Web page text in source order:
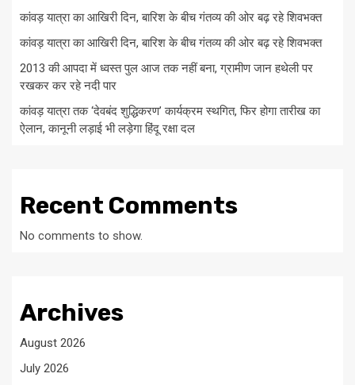
कांवड़ यात्रा का आखिरी दिन, बारिश के बीच गंतव्य की ओर बढ़ रहे शिवभक्त
कांवड़ यात्रा का आखिरी दिन, बारिश के बीच गंतव्य की ओर बढ़ रहे शिवभक्त
2013 की आपदा में ध्वस्त पुल आज तक नहीं बना, ग्रामीण जान हथेली पर
रखकर कर रहे नदी पार
कांवड़ यात्रा तक ‘देवबंद शुद्धिकरण’ कार्यक्रम स्थगित, फिर होगा तारीख का
ऐलान, कानूनी लड़ाई भी लड़ेगा हिंदू रक्षा दल
Recent Comments
No comments to show.
Archives
August 2026
July 2026